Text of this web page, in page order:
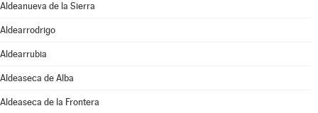
Aldeanueva de la Sierra
Aldearrodrigo
Aldearrubia
Aldeaseca de Alba
Aldeaseca de la Frontera